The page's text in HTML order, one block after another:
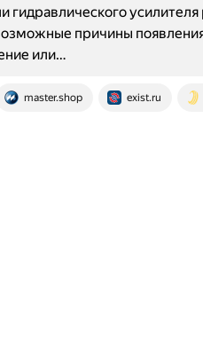
master.shop exist.ru
гидравлического
причины
или…